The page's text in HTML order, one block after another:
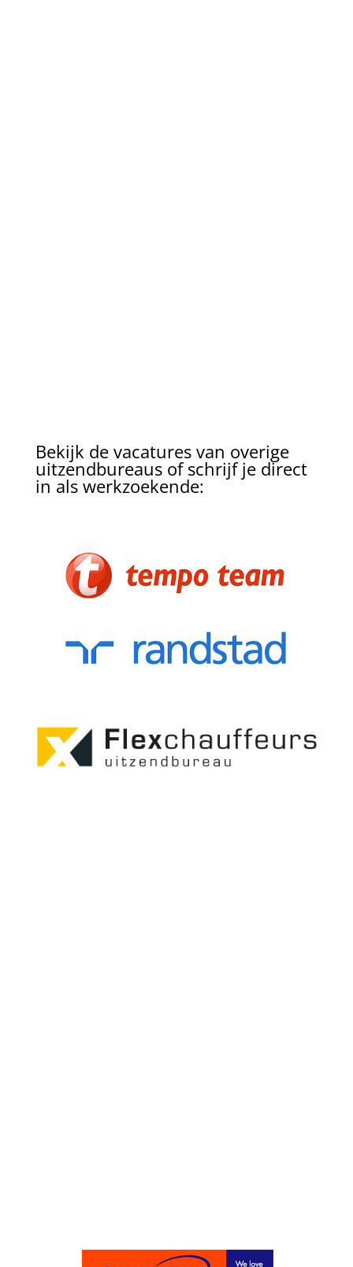
Bekijk de vacatures van overige
uitzendbureaus of schrijf je direct
in als werkzoekende: